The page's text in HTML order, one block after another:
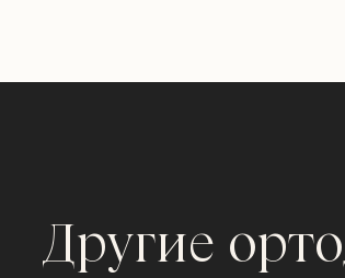
Другие